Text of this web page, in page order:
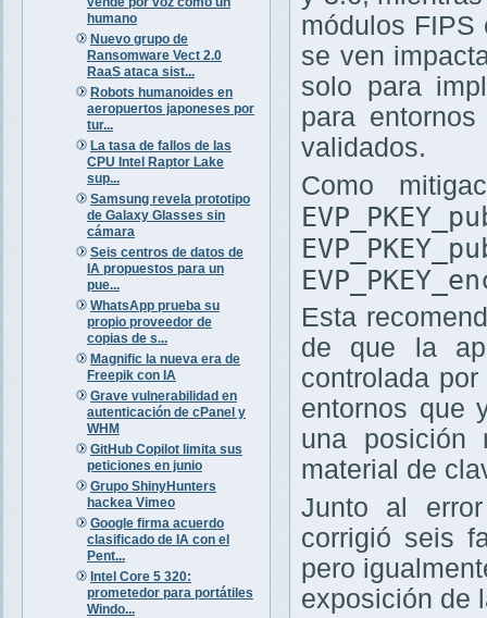
humano
Nuevo grupo de
Ransomware Vect 2.0
RaaS ataca sist...
Robots humanoides en
aeropuertos japoneses por
tur...
La tasa de fallos de las
CPU Intel Raptor Lake
sup...
Samsung revela prototipo
de Galaxy Glasses sin
cámara
Seis centros de datos de
IA propuestos para un
pue...
WhatsApp prueba su
propio proveedor de
copias de s...
Magnific la nueva era de
Freepik con IA
Grave vulnerabilidad en
autenticación de cPanel y
WHM
GitHub Copilot limita sus
peticiones en junio
Grupo ShinyHunters
hackea Vimeo
Google firma acuerdo
clasificado de IA con el
Pent...
Intel Core 5 320:
prometedor para portátiles
Windo...
módulos FIPS
se ven
solo para
para
validados.
Como
Esta
de que la
controlada
entornos que
una posición
material de
Junto al
corrigió seis
pero
exposición de